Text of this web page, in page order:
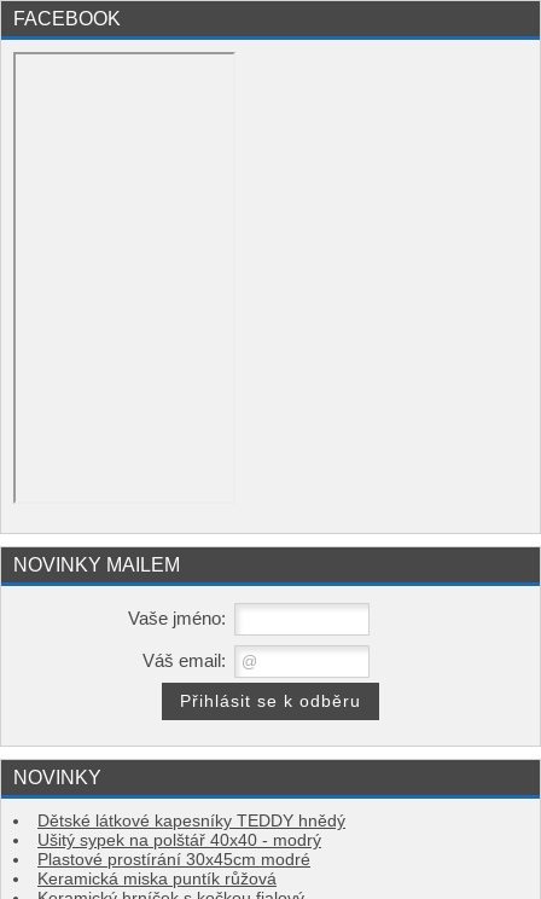
FACEBOOK
NOVINKY MAILEM
Vaše jméno:
Váš email:
NOVINKY
Dětské látkové kapesníky TEDDY hnědý
Ušitý sypek na polštář 40x40 - modrý
Plastové prostírání 30x45cm modré
Keramická miska puntík růžová